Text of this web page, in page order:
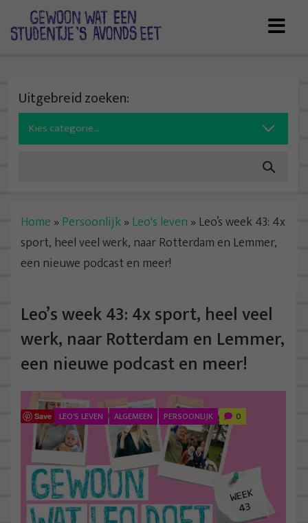
Uitgebreid zoeken:
Search
for:
Home » Persoonlijk» Leo's leven » Leo’s week 43: 4x
sport, heel veel werk, naar Rotterdam en Lemmer,
een nieuwe podcast en meer!
Leo’s week 43: 4x sport, heel veel
werk, naar Rotterdam en Lemmer,
een nieuwe podcast en meer!
Save LEO'S LEVEN ALGEMEEN PERSOONLIJK 0